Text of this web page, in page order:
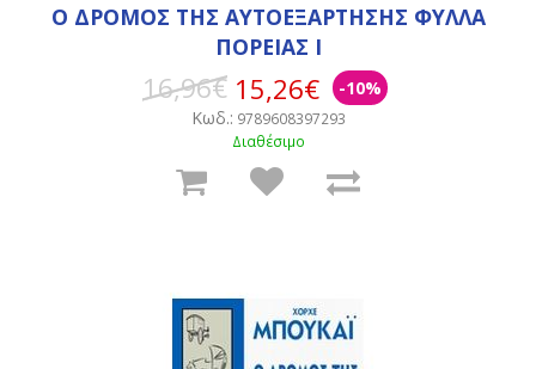
Ο ΔΡΟΜΟΣ ΤΗΣ ΑΥΤΟΕΞΑΡΤΗΣΗΣ ΦΥΛΛΑ
ΠΟΡΕΙΑΣ Ι
16,96€ 15,26€
-10%
Κωδ.: 9789608397293
Διαθέσιμο